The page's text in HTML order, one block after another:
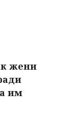
жени
им